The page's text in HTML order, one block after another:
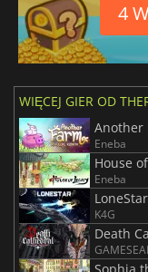
4
WIĘCEJ GIER OD
Another
Eneba
House
Eneba
LoneStar
K4G
Death